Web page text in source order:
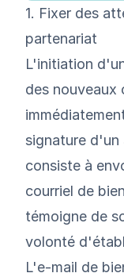
1. Fixer des
partenariat
L'initiation
des nouveaux
signature d'un
consiste à
courriel de
témoigne de
volonté
L'e-mail de